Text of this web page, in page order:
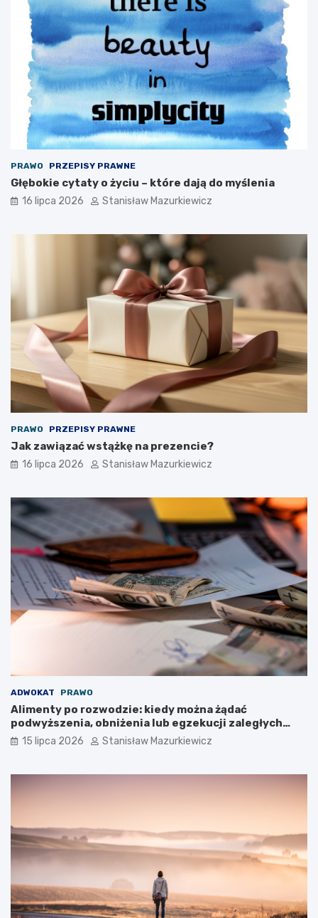
PRAWO PRZEPISY PRAWNE
Głębokie cytaty o życiu – które dają do myślenia
16 lipca 2026 Stanisław Mazurkiewicz
PRAWO PRZEPISY PRAWNE
Jak zawiązać wstążkę na prezencie?
16 lipca 2026 Stanisław Mazurkiewicz
ADWOKAT PRAWO
Alimenty po rozwodzie: kiedy można żądać
podwyższenia, obniżenia lub egzekucji zaległych
płatności?
15 lipca 2026 Stanisław Mazurkiewicz